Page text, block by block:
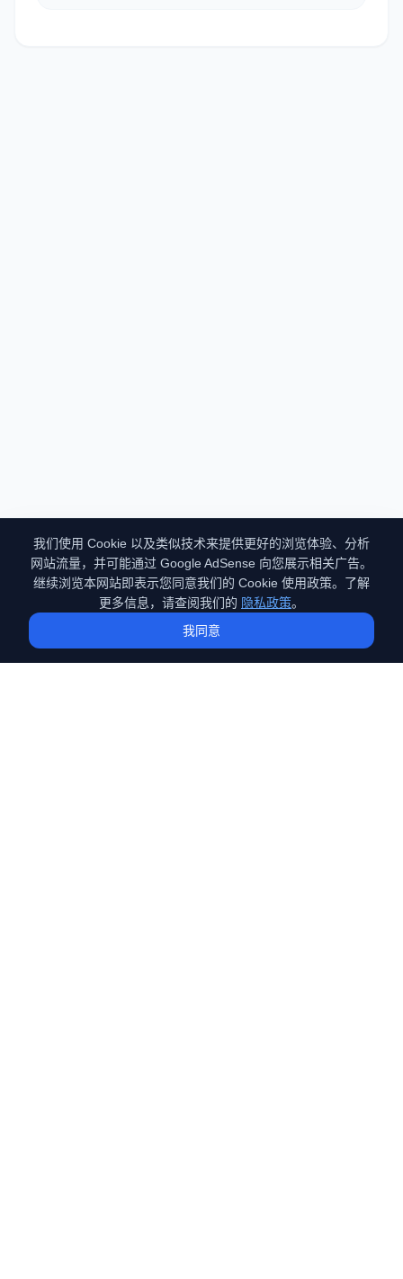
我们使用 Cookie 以及类似技术来提供更好的浏览体验、分析
网站流量，并可能通过 Google AdSense 向您展示相关广告。
继续浏览本网站即表示您同意我们的 Cookie 使用政策。了解
更多信息，请查阅我们的 隐私政策。
我同意